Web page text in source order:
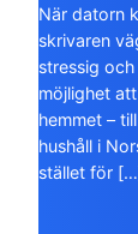
När datorn
skrivaren
stressig
möjlighet
hemmet –
hushåll i
stället för